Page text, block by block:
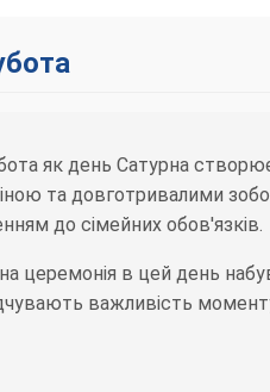
як день Сатурна
та довготривалими
до сімейних обов'язків.
церемонія в цей день
важливість